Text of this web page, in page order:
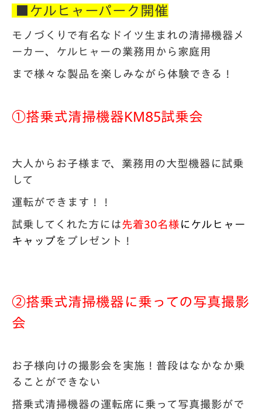
■ケルヒャーパーク開催
モノづくりで有名なドイツ生まれの清掃機器メ
ーカー、ケルヒャーの業務用から家庭用
まで様々な製品を楽しみながら体験できる！
①搭乗式清掃機器KM85試乗会
大人からお子様まで、業務用の大型機器に試乗
して
運転ができます！！
試乗してくれた方には先着30名様 に ケルヒャー
キャップ をプレゼント！
②搭乗式清掃機器に乗っての写真撮影
会
お子様向けの撮影会を実施！普段はなかなか乗
ることができない
搭乗式清掃機器の運転席に乗って写真撮影がで